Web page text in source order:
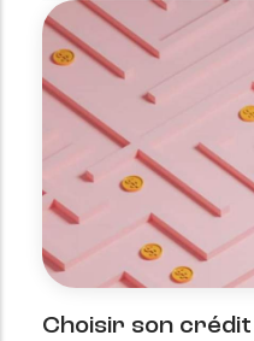
Choisir son crédit